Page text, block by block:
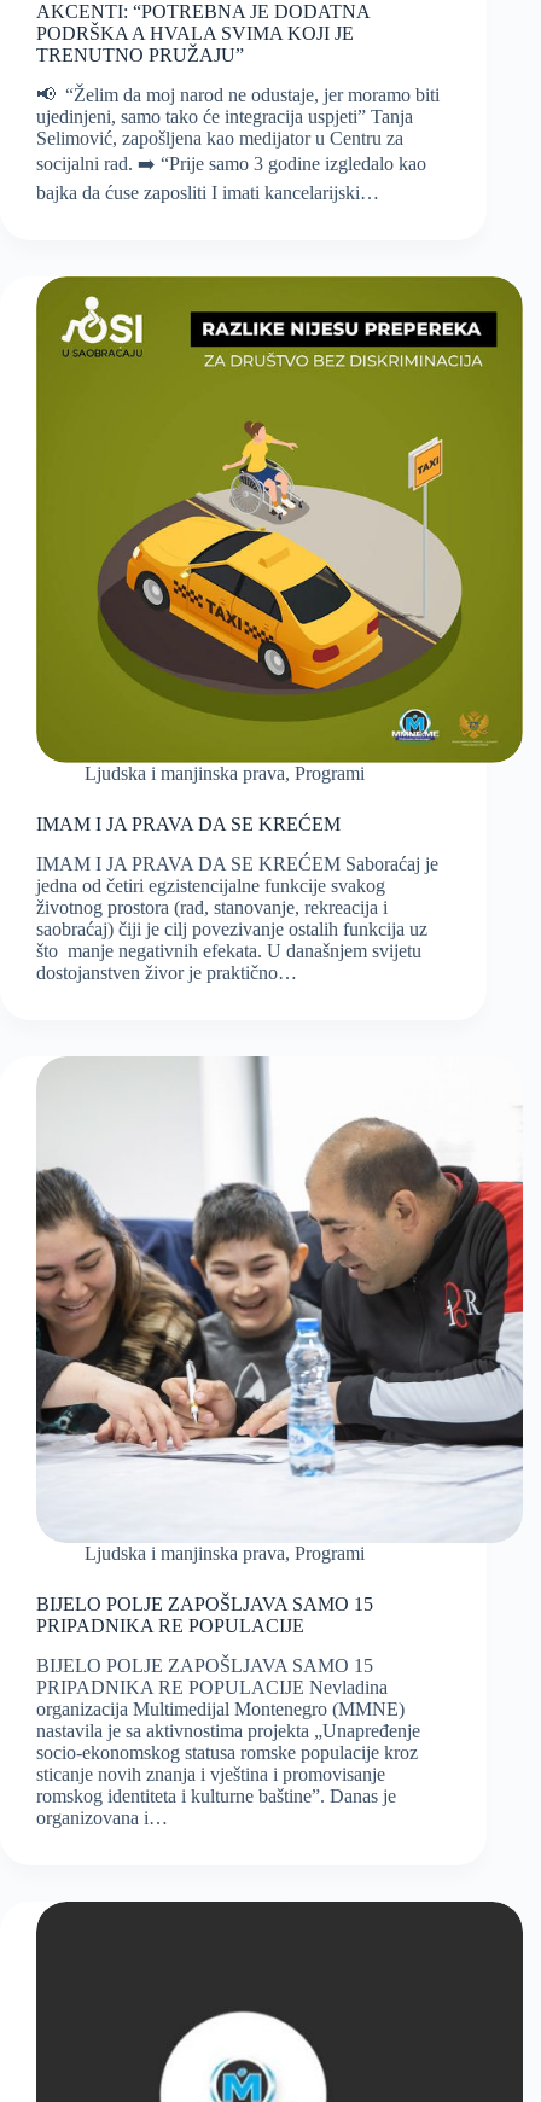
AKCENTI: “POTREBNA JE DODATNA
PODRŠKA A HVALA SVIMA KOJI JE
TRENUTNO PRUŽAJU”
📢 “Želim da moj narod ne odustaje, jer moramo biti
ujedinjeni, samo tako će integracija uspjeti” Tanja
Selimović, zapošljena kao medijator u Centru za
socijalni rad. ➡️ “Prije samo 3 godine izgledalo kao
bajka da ćuse zaposliti I imati kancelarijski…
Ljudska i manjinska prava, Programi
IMAM I JA PRAVA DA SE KREĆEM
IMAM I JA PRAVA DA SE KREĆEM Saboraćaj je
jedna od četiri egzistencijalne funkcije svakog
životnog prostora (rad, stanovanje, rekreacija i
saobraćaj) čiji je cilj povezivanje ostalih funkcija uz
što manje negativnih efekata. U današnjem svijetu
dostojanstven živor je praktično…
Ljudska i manjinska prava, Programi
BIJELO POLJE ZAPOŠLJAVA SAMO 15
PRIPADNIKA RE POPULACIJE
BIJELO POLJE ZAPOŠLJAVA SAMO 15
PRIPADNIKA RE POPULACIJE Nevladina
organizacija Multimedijal Montenegro (MMNE)
nastavila je sa aktivnostima projekta „Unapređenje
socio-ekonomskog statusa romske populacije kroz
sticanje novih znanja i vještina i promovisanje
romskog identiteta i kulturne baštine”. Danas je
organizovana i…